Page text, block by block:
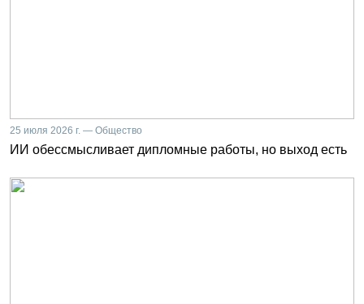
25 июля 2026 г. — Общество
ИИ обессмысливает дипломные работы, но выход есть